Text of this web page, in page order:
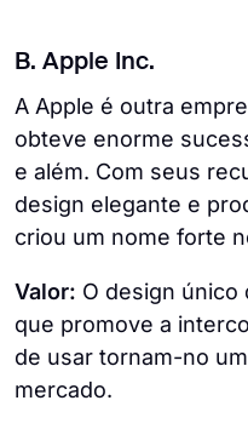
B. Apple Inc.
A Apple é outra
obteve enorme
e além. Com seus
design elegante e
criou um nome forte
Valor: O design único
que promove a
de usar tornam-no
mercado.